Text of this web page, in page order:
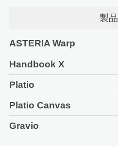
製品
ASTERIA Warp
Handbook X
Platio
Platio Canvas
Gravio